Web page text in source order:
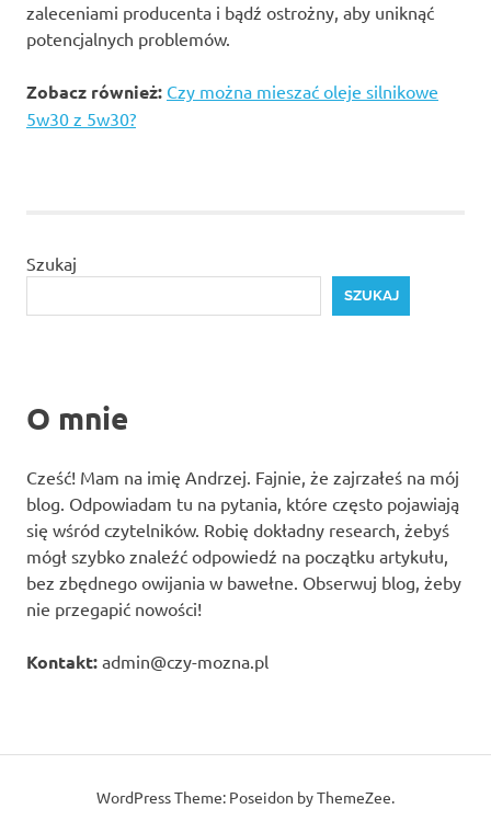
zaleceniami producenta i bądź ostrożny, aby uniknąć
potencjalnych problemów.
Zobacz również: Czy można mieszać oleje silnikowe
5w30 z 5w30?
Szukaj
SZUKAJ
O mnie
Cześć! Mam na imię Andrzej. Fajnie, że zajrzałeś na mój
blog. Odpowiadam tu na pytania, które często pojawiają
się wśród czytelników. Robię dokładny research, żebyś
mógł szybko znaleźć odpowiedź na początku artykułu,
bez zbędnego owijania w bawełne. Obserwuj blog, żeby
nie przegapić nowości!
Kontakt: admin@czy-mozna.pl
WordPress Theme: Poseidon by ThemeZee.